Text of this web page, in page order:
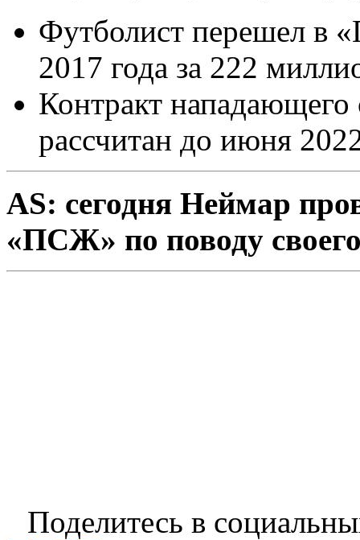
Футболист перешел в
2017 года за 222
Контракт
рассчитан до июня
AS: сегодня Неймар
«ПСЖ» по поводу
Поделитесь в